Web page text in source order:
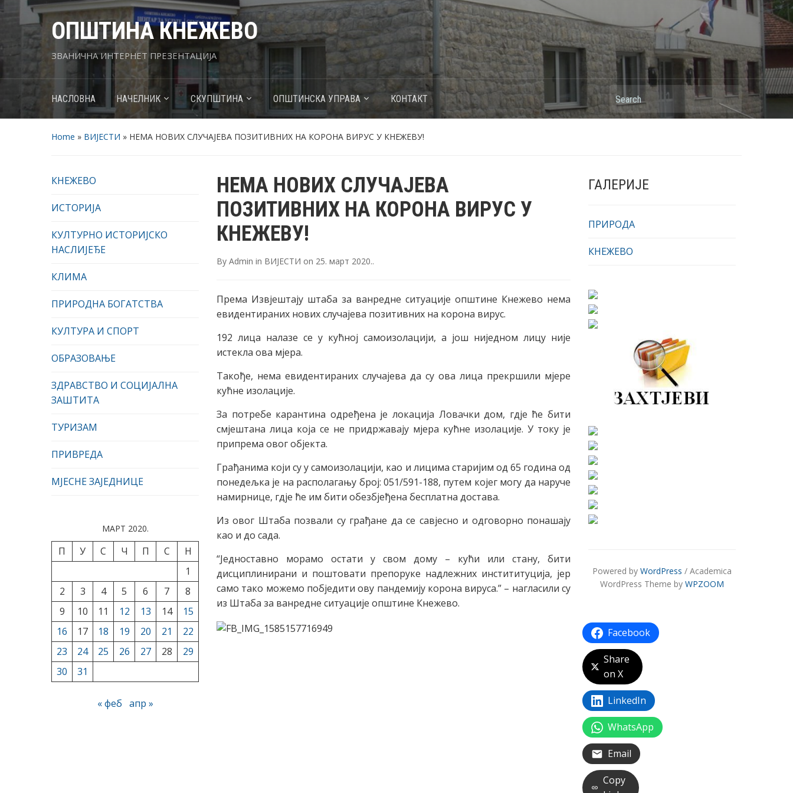
ОПШТИНА КНЕЖЕВО
ЗВАНИЧНА ИНТЕРНЕТ ПРЕЗЕНТАЦИЈА
НАСЛОВНА НАЧЕЛНИК СКУПШТИНА ОПШТИНСКА УПРАВА КОНТАКТ Search
Home » ВИЈЕСТИ » НЕМА НОВИХ СЛУЧАЈЕВА ПОЗИТИВНИХ НА КОРОНА ВИРУС У КНЕЖЕВУ!
КНЕЖЕВО
ИСТОРИЈА
КУЛТУРНО ИСТОРИЈСКО
НАСЛИЈЕЂЕ
КЛИМА
ПРИРОДНА БОГАТСТВА
КУЛТУРА И СПОРТ
ОБРАЗОВАЊЕ
ЗДРАВСТВО И СОЦИЈАЛНА
ЗАШТИТА
ТУРИЗАМ
ПРИВРЕДА
МЈЕСНЕ ЗАЈЕДНИЦЕ
МАРТ 2020.
П У С Ч П С
Н
1
2
3 4 5 6 7
8
9
10 11 12 13 14
15
16
17 18 19 20 21
22
23
24 25 26 27 28
29
30
31
« феб апр »
НЕМА НОВИХ СЛУЧАЈЕВА
ПОЗИТИВНИХ НА КОРОНА ВИРУС У
КНЕЖЕВУ!
By Admin in ВИЈЕСТИ on 25. март 2020..
Према Извјештају штаба за ванредне ситуације општине Кнежево нема
евидентираних нових случајева позитивних на корона вирус.
192 лица налазе се у кућној самоизолацији, а још ниједном лицу није
истекла ова мјера.
Такође, нема евидентираних случајева да су ова лица прекршили мјере
кућне изолације.
За потребе карантина одређена је локација Ловачки дом, гдје ће бити
смјештана лица која се не придржавају мјера кућне изолације. У току је
припрема овог објекта.
Грађанима који су у самоизолацији, као и лицима старијим од 65 година од
понедељка је на располагању број: 051/591-188, путем којег могу да наруче
намирнице, гдје ће им бити обезбјеђена бесплатна достава.
Из овог Штаба позвали су грађане да се савјесно и одговорно понашају
као и до сада.
“Једноставно морамо остати у свом дому – кући или стану, бити
дисциплинирани и поштовати препоруке надлежних инстититуција, јер
само тако можемо побједити ову пандемију корона вируса.” – нагласили су
из Штаба за ванредне ситуације општине Кнежево.
Facebook
Share
on X
LinkedIn
WhatsApp
Email
Copy
ГАЛЕРИЈЕ
ПРИРОДА
КНЕЖЕВО
Powered by WordPress / Academica
WordPress Theme by WPZOOM